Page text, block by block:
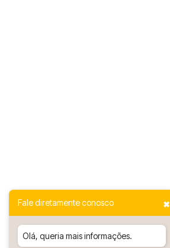
Fale diretamente conosco ✖
Olá, queria mais informações.